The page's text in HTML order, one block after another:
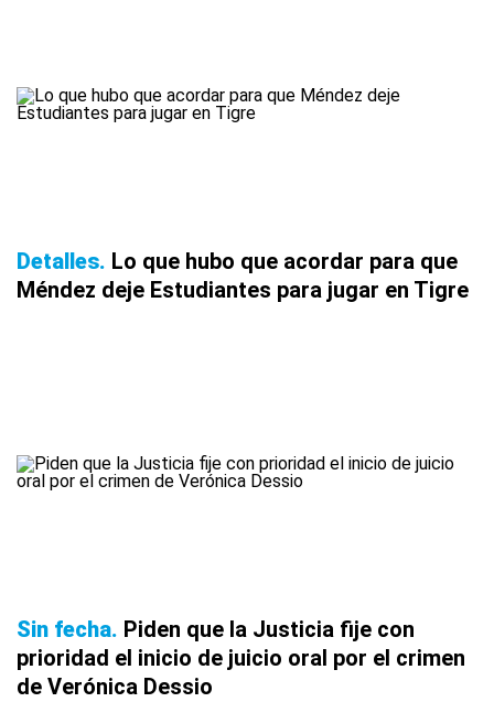
Detalles Lo que hubo que acordar para que
Méndez deje Estudiantes para jugar en Tigre
Sin fecha Piden que la Justicia fije con
prioridad el inicio de juicio oral por el crimen
de Verónica Dessio